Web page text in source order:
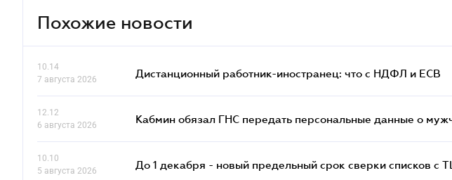
Похожие новости
10.14
7 августа 2026
Дистанционный работник-иностранец: что с НДФЛ и ЕСВ
12.12
6 августа 2026
Кабмин обязал ГНС передать персональные данные о
10.10
5 августа 2026
До 1 декабря - новый предельный срок сверки списков c